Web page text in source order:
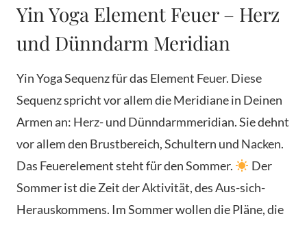
Yin Yoga Element Feuer – Herz
und Dünndarm Meridian
Yin Yoga Sequenz für das Element Feuer. Diese
Sequenz spricht vor allem die Meridiane in Deinen
Armen an: Herz- und Dünndarmmeridian. Sie dehnt
vor allem den Brustbereich, Schultern und Nacken.
Das Feuerelement steht für den Sommer.
Der
Sommer ist die Zeit der Aktivität, des Aus-sich-
Herauskommens. Im Sommer wollen die Pläne, die